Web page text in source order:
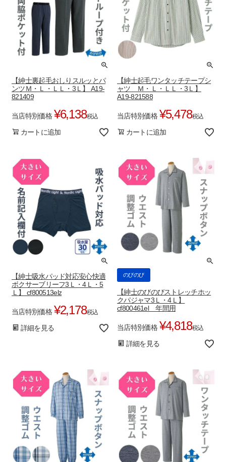
【紳士裏起毛おしりスルッとパ
ンツＭ・Ｌ・ＬＬ・3Ｌ】 A19-
821409
当店特別価格 ¥6,138税込
カートに追加
【紳士起毛ワンタッチテープシ
ャツ Ｍ・Ｌ・ＬＬ・3Ｌ】
A19-821588
当店特別価格 ¥5,478税込
カートに追加
【紳士吸水パッド対応安心快適
ボクサーブリーフ3Ｌ・4Ｌ・5
Ｌ】 cf800513elz
当店特別価格 ¥2,178税込
詳細を見る
のびのび
【紳士のびのびストレッチホッ
クパジャマ3Ｌ・4Ｌ】
cf800461el 年間用
当店特別価格 ¥4,818税込
詳細を見る